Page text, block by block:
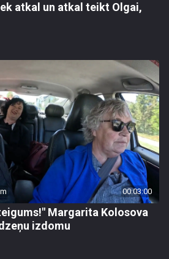
atkal un atkal teikt Olgai,
00:03:00
Margarita Kolosova
izdomu